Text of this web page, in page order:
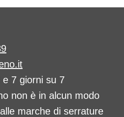
7 giorni su 7
non è in alcun modo
marche di serrature